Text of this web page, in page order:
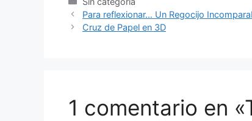
Para reflexionar… Un Regocijo
Cruz de Papel en 3D
1 comentario en